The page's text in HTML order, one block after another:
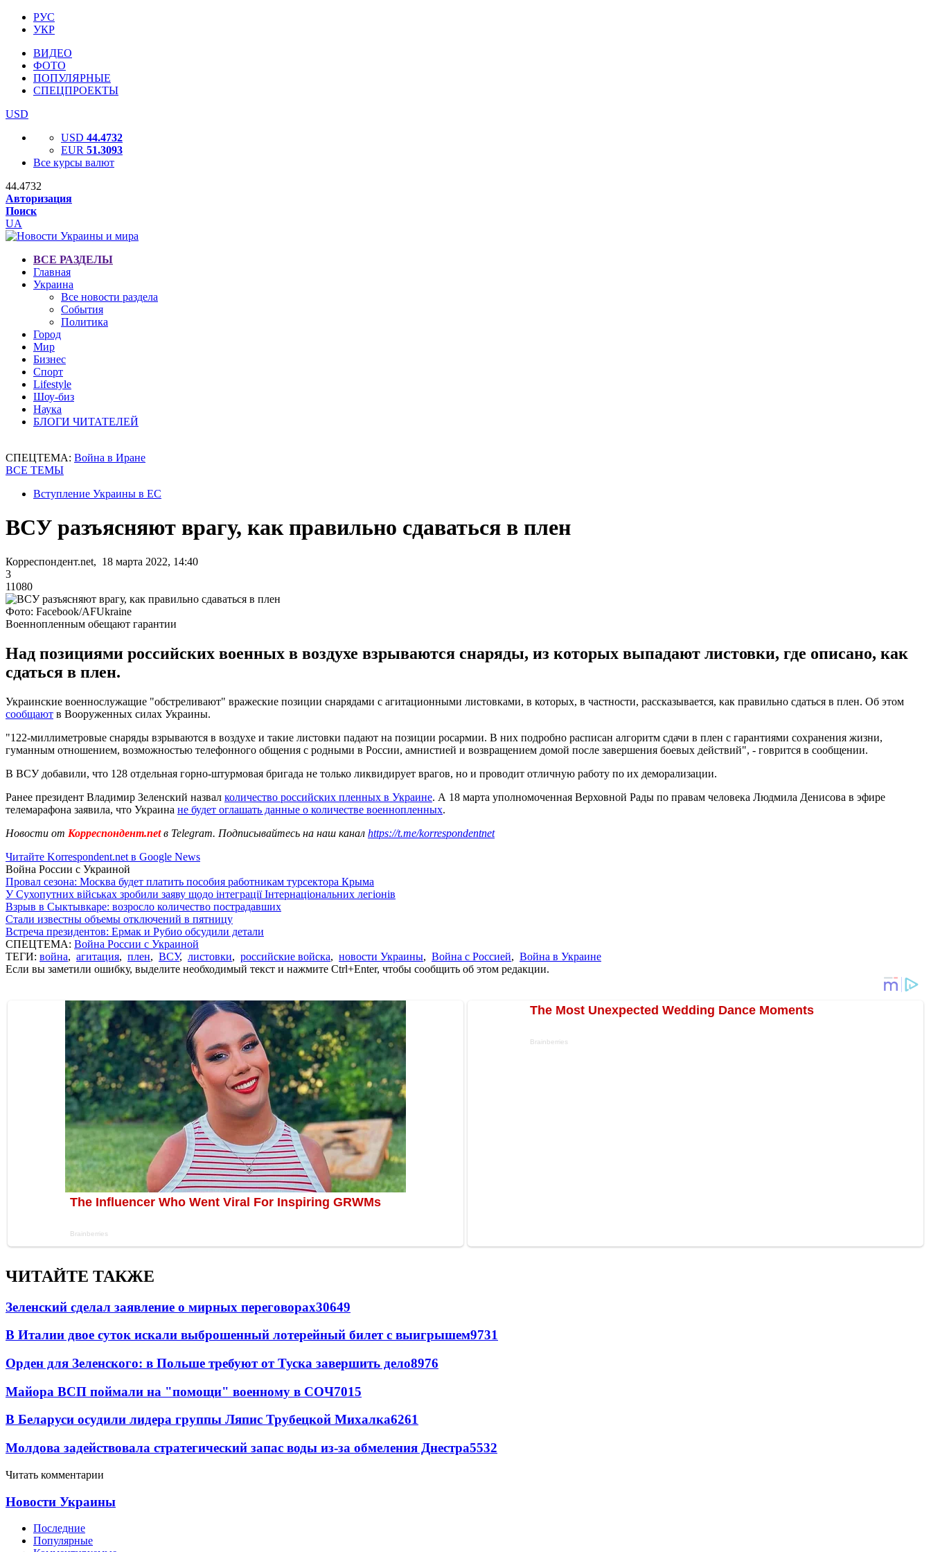
РУС
УКР
ВИДЕО
ФОТО
ПОПУЛЯРНЫЕ
СПЕЦПРОЕКТЫ
USD
USD 44.4732
EUR 51.3093
Все курсы валют
44.4732
Авторизация
Поиск
UA
ВСЕ РАЗДЕЛЫ
Главная
Украина
Все новости раздела
События
Политика
Город
Мир
Бизнес
Спорт
Lifestyle
Шоу-биз
Наука
БЛОГИ ЧИТАТЕЛЕЙ
СПЕЦТЕМА: Война в Иране
ВСЕ ТЕМЫ
Вступление Украины в ЕС
ВСУ разъясняют врагу, как правильно сдаваться в плен
Корреспондент.net, 18 марта 2022, 14:40
3
11080
Фото: Facebook/AFUkraine
Военнопленным обещают гарантии
Над позициями российских военных в воздухе взрываются снаряды, из которых выпадают листовки, где описано, как
сдаться в плен.
Украинские военнослужащие "обстреливают" вражеские позиции снарядами с агитационными листовками, в которых, в частности, рассказывается, как правильно сдаться в плен. Об этом
сообщают в Вооруженных силах Украины.
"122-миллиметровые снаряды взрываются в воздухе и такие листовки падают на позиции росармии. В них подробно расписан алгоритм сдачи в плен с гарантиями сохранения жизни,
гуманным отношением, возможностью телефонного общения с родными в России, амнистией и возвращением домой после завершения боевых действий", - говрится в сообщении.
В ВСУ добавили, что 128 отдельная горно-штурмовая бригада не только ликвидирует врагов, но и проводит отличную работу по их деморализации.
Ранее президент Владимир Зеленский назвал количество российских пленных в Украине. А 18 марта уполномоченная Верховной Рады по правам человека Людмила Денисова в эфире
телемарафона заявила, что Украина не будет оглашать данные о количестве военнопленных.
Новости от Корреспондент.netв Telegram. Подписывайтесь на наш канал https://t.me/korrespondentnet
Читайте Korrespondent.net в Google News
Война России с Украиной
Провал сезона: Москва будет платить пособия работникам турсектора Крыма
У Сухопутних військах зробили заяву щодо інтеграції Інтернаціональних легіонів
Взрыв в Сыктывкаре: возросло количество пострадавших
Стали известны объемы отключений в пятницу
Встреча президентов: Ермак и Рубио обсудили детали
СПЕЦТЕМА: Война России с Украиной
ТЕГИ: война, агитация, плен, ВСУ, листовки, российские войска, новости Украины, Война с Россией, Война в Украине
Если вы заметили ошибку, выделите необходимый текст и нажмите Ctrl+Enter, чтобы сообщить об этом редакции.
ЧИТАЙТЕ ТАКЖЕ
Зеленский сделал заявление о мирных переговорах30649
В Италии двое суток искали выброшенный лотерейный билет с выигрышем9731
Орден для Зеленского: в Польше требуют от Туска завершить дело8976
Майора ВСП поймали на "помощи" военному в СОЧ7015
В Беларуси осудили лидера группы Ляпис Трубецкой Михалка6261
Молдова задействовала стратегический запас воды из-за обмеления Днестра5532
Читать комментарии
Новости Украины
Последние
Популярные